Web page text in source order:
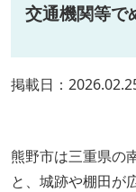
交通機関等で
掲載日：
熊野市は三重県の
と、城跡や棚田が